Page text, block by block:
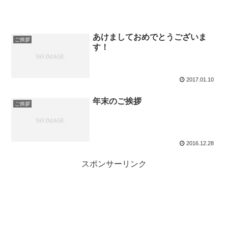
ご挨拶
あけましておめでとうございま
す！
2017.01.10
ご挨拶 年末のご挨拶
2016.12.28
スポンサーリンク